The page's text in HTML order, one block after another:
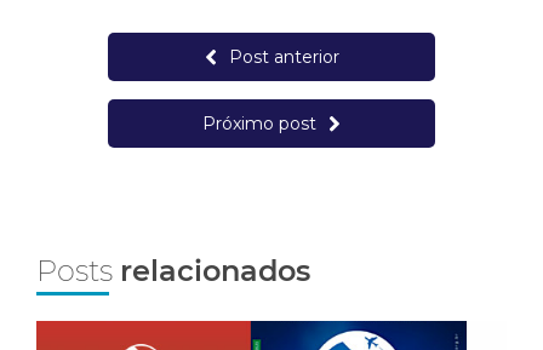
Post anterior
Próximo post
Posts relacionados